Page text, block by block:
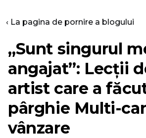
‹ La pagina de pornire a blogului
„Sunt singurul
angajat”: Lecții
artist care a
pârghie Multi-
vânzare